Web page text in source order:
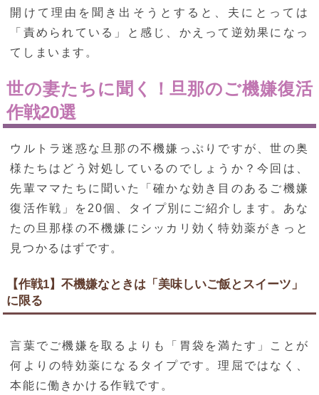
開けて理由を聞き出そうとすると、夫にとっては
「責められている」と感じ、かえって逆効果になっ
てしまいます。
世の妻たちに聞く！旦那のご機嫌復活
作戦20選
ウルトラ迷惑な旦那の不機嫌っぷりですが、世の奥
様たちはどう対処しているのでしょうか？今回は、
先輩ママたちに聞いた「確かな効き目のあるご機嫌
復活作戦」を20個、タイプ別にご紹介します。あな
たの旦那様の不機嫌にシッカリ効く特効薬がきっと
見つかるはずです。
【作戦1】不機嫌なときは「美味しいご飯とスイーツ」
に限る
言葉でご機嫌を取るよりも「胃袋を満たす」ことが
何よりの特効薬になるタイプです。理屈ではなく、
本能に働きかける作戦です。